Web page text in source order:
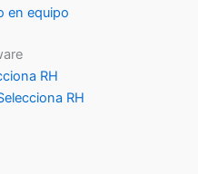
en equipo
RH
RH